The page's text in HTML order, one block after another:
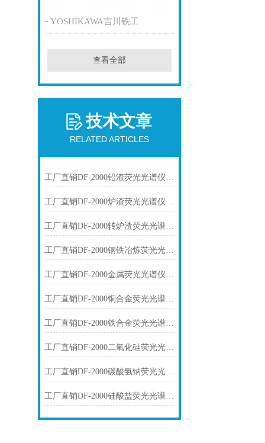
YOSHIKAWA吉川铁工
查看全部
技术文章
RELATED ARTICLES
工厂直销DF-2000铅渣荧光光谱仪技术参数
工厂直销DF-2000炉渣荧光光谱仪技术参数
工厂直销DF-2000转炉渣荧光光谱仪技术参数
工厂直销DF-2000钢铁冶炼荧光光谱仪技术参数
工厂直销DF-2000金属荧光光谱仪技术参数
工厂直销DF-2000铜合金荧光光谱仪技术参数
工厂直销DF-2000铁合金荧光光谱仪技术参数
工厂直销DF-2000二氧化硅荧光光谱仪技术参数
工厂直销DF-2000碳酸氢钠荧光光谱仪技术参数
工厂直销DF-2000硅酸盐荧光光谱仪技术参数